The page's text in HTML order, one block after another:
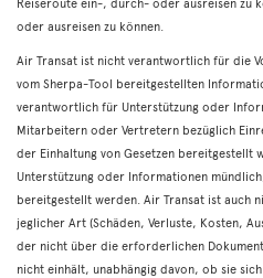
oder ausreisen zu können.
Air Transat ist nicht verantwortlich für die
vom Sherpa-Tool bereitgestellten
verantwortlich für Unterstützung oder
Mitarbeitern oder Vertretern bezüglich
der Einhaltung von Gesetzen bereitgestellt
Unterstützung oder Informationen
bereitgestellt werden. Air Transat ist auch
jeglicher Art (Schäden, Verluste, Kosten,
der nicht über die erforderlichen
nicht einhält, unabhängig davon, ob sie